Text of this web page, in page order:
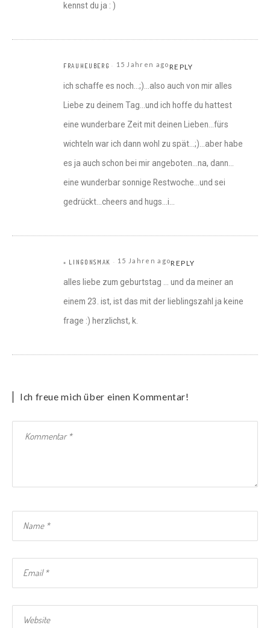
kennst du ja : )
FRAUHEUBERG 15 Jahren agoREPLY
ich schaffe es noch…;)…also auch von mir alles
Liebe zu deinem Tag…und ich hoffe du hattest
eine wunderbare Zeit mit deinen Lieben…fürs
wichteln war ich dann wohl zu spät…;)…aber habe
es ja auch schon bei mir angeboten…na, dann…
eine wunderbar sonnige Restwoche…und sei
gedrückt…cheers and hugs…i…
= LINGONSMAK 15 Jahren agoREPLY
alles liebe zum geburtstag … und da meiner an
einem 23. ist, ist das mit der lieblingszahl ja keine
frage :) herzlichst, k.
Ich freue mich über einen Kommentar!